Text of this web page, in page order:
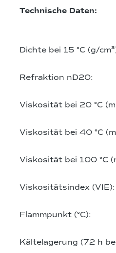
Technische Daten:
Dichte bei 15 °C
Refraktion
Viskosität bei 20
Viskosität bei 40
Viskosität bei 100
Flammpunkt
Kältelagerung (72 h